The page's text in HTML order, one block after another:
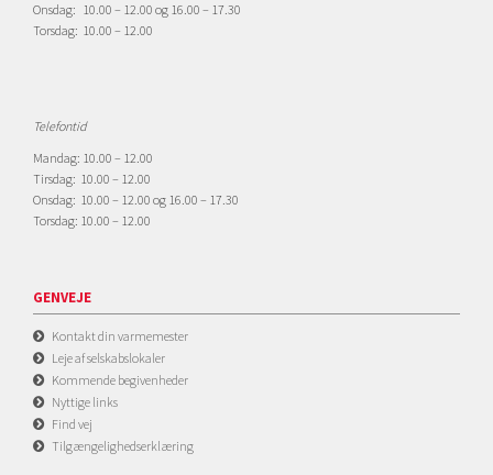
Onsdag: 10.00 – 12.00 og 16.00 – 17.30
Torsdag: 10.00 – 12.00
Telefontid
Mandag: 10.00 – 12.00
Tirsdag: 10.00 – 12.00
Onsdag: 10.00 – 12.00 og 16.00 – 17.30
Torsdag: 10.00 – 12.00
GENVEJE
Kontakt din varmemester
Leje af selskabslokaler
Kommende begivenheder
Nyttige links
Find vej
Tilgængelighedserklæring